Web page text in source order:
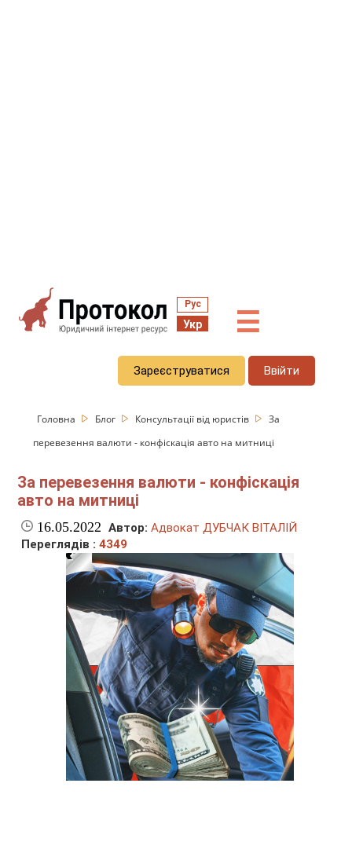
Рус
Укр ☰
Зареєструватися Ввійти
Головна Блог Консультації від юристів
За
перевезення валюти - конфіскація авто на митниці
За перевезення валюти - конфіскація
авто на митниці
16.05.2022 Автор: Адвокат ДУБЧАК ВІТАЛІЙ
Переглядів :4349